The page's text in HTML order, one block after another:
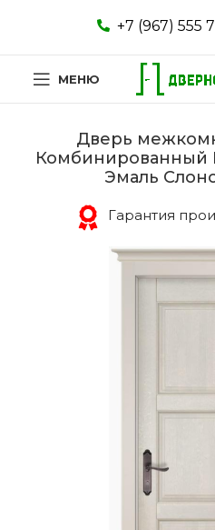
+7 (967) 555
МЕНЮ
Дверь
Комбинированный
Эмаль
Гарантия